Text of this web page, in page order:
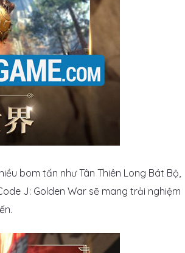
bom tấn như Tân Thiên Long Bát Bộ,
J: Golden War sẽ mang trải nghiệm